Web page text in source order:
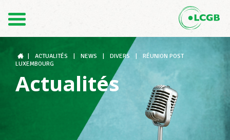
DE
Le LCGB
Structures syndicales
ACTUALITÉS NEWS DIVERS
RÉUNION POST
LUXEMBOURG
Actualités